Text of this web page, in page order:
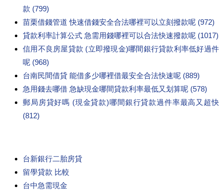
款 (799)
苗栗借錢管道 快速借錢安全合法哪裡可以立刻撥款呢 (972)
貸款利率計算公式 急需用錢哪裡可以合法快速撥款呢 (1017)
信用不良房屋貸款 (立即撥現金)哪間銀行貸款利率低好過件
呢 (968)
台南民間借貸 能借多少哪裡借最安全合法快速呢 (889)
急用錢去哪借 急缺現金哪間貸款利率最低又划算呢 (578)
郵局房貸好嗎 (現金貸款)哪間銀行貸款過件率最高又超快
(812)
台新銀行二胎房貸
留學貸款 比較
台中急需現金